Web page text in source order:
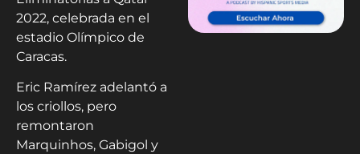
2022, celebrada en el
estadio Olímpico de
Caracas.
Eric Ramírez adelantó a
los criollos, pero
remontaron
Marquinhos, Gabigol y